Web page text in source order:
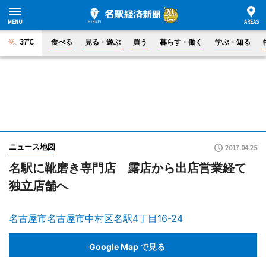
37°C 食べる 見る・遊ぶ 買う 暮らす・働く 学ぶ・知る
ニュース地図 2017.04.25
名駅に靴磨き専門店 露店から出店営業経て
独立店舗へ
名古屋市名古屋市中村区名駅4丁目16-24
Google Map で見る